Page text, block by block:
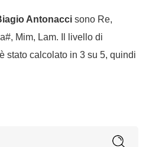
Antonaccisono Re,
Mim, Lam. Il livello di
stato calcolato in 3 su 5, quindi